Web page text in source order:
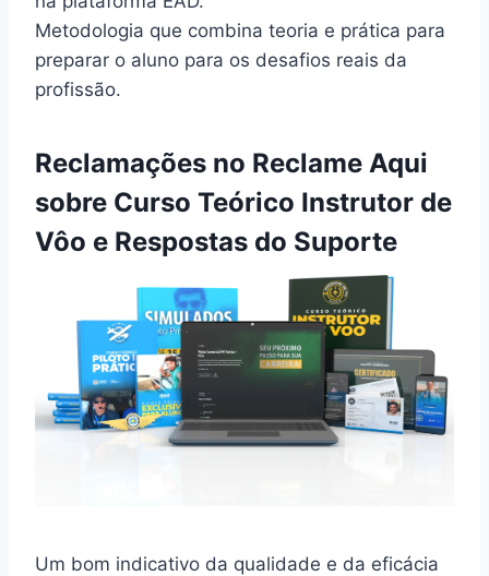
Metodologia que combina teoria e prática para
preparar o aluno para os desafios reais da
profissão.
Reclamações no Reclame Aqui
sobre Curso Teórico Instrutor de
Vôo e Respostas do Suporte
Um bom indicativo da qualidade e da eficácia